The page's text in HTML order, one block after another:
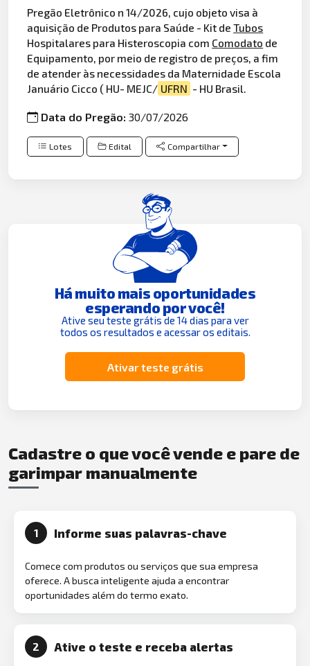
Pregão Eletrônico n 14/2026, cujo objeto visa à
aquisição de Produtos para Saúde - Kit deTubos
Hospitalares para Histeroscopia com Comodato de
Equipamento, por meio de registro de preços, a fim
de atender às necessidades da Maternidade Escola
Januário Cicco ( HU- MEJC/ UFRN - HU Brasil.
Data do Pregão:30/07/2026
Lotes Edital Compartilhar
Há muito mais oportunidades
esperando por você!
Ative seu teste grátis de 14 dias para ver
todos os resultados e acessar os editais.
Ativar teste grátis
Cadastre o que você vende e pare de
garimpar manualmente
1 Informe suas palavras-chave
Comece com produtos ou serviços que sua empresa
oferece. A busca inteligente ajuda a encontrar
oportunidades além do termo exato.
2 Ative o teste e receba alertas